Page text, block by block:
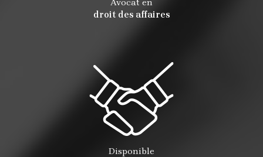
Avocat en
droit des affaires
Disponible